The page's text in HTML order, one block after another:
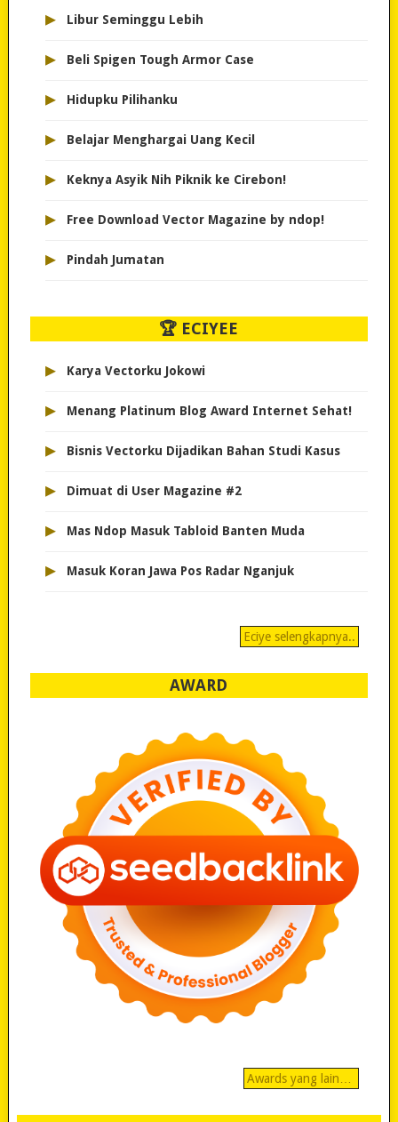
▸ Libur Seminggu Lebih
▸ Beli Spigen Tough Armor Case
▸ Hidupku Pilihanku
▸ Belajar Menghargai Uang Kecil
▸ Keknya Asyik Nih Piknik ke Cirebon!
▸ Free Download Vector Magazine by ndop!
▸ Pindah Jumatan
🏆 ECIYEE
▸ Karya Vectorku Jokowi
▸ Menang Platinum Blog Award Internet Sehat!
▸ Bisnis Vectorku Dijadikan Bahan Studi Kasus
▸ Dimuat di User Magazine #2
▸ Mas Ndop Masuk Tabloid Banten Muda
▸ Masuk Koran Jawa Pos Radar Nganjuk
Eciye selengkapnya..
AWARD
Awards yang lain…